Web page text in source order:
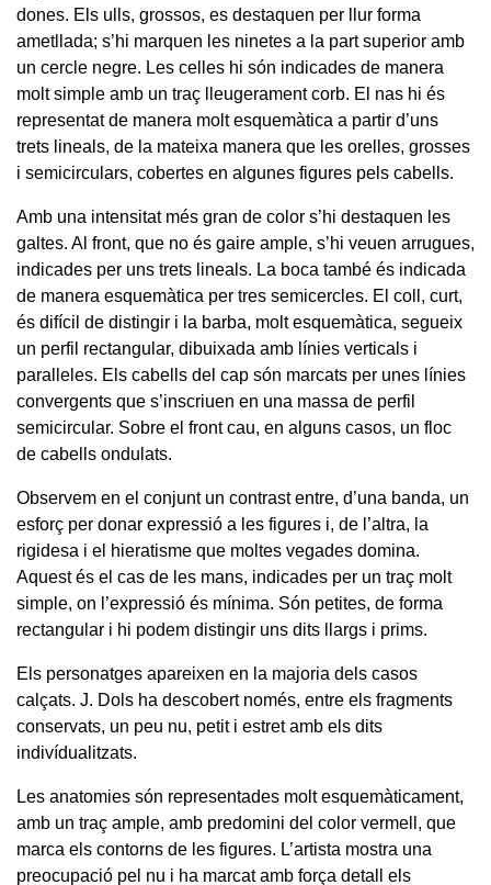
dones. Els ulls, grossos, es destaquen per llur forma
ametllada; s’hi marquen les ninetes a la part superior amb
un cercle negre. Les celles hi són indicades de manera
molt simple amb un traç lleugerament corb. El nas hi és
representat de manera molt esquemàtica a partir d’uns
trets lineals, de la mateixa manera que les orelles, grosses
i semicirculars, cobertes en algunes figures pels cabells.
Amb una intensitat més gran de color s’hi destaquen les
galtes. Al front, que no és gaire ample, s’hi veuen arrugues,
indicades per uns trets lineals. La boca també és indicada
de manera esquemàtica per tres semicercles. El coll, curt,
és difícil de distingir i la barba, molt esquemàtica, segueix
un perfil rectangular, dibuixada amb línies verticals i
paralleles. Els cabells del cap són marcats per unes línies
convergents que s’inscriuen en una massa de perfil
semicircular. Sobre el front cau, en alguns casos, un floc
de cabells ondulats.
Observem en el conjunt un contrast entre, d’una banda, un
esforç per donar expressió a les figures i, de l’altra, la
rigidesa i el hieratisme que moltes vegades domina.
Aquest és el cas de les mans, indicades per un traç molt
simple, on l’expressió és mínima. Són petites, de forma
rectangular i hi podem distingir uns dits llargs i prims.
Els personatges apareixen en la majoria dels casos
calçats. J. Dols ha descobert només, entre els fragments
conservats, un peu nu, petit i estret amb els dits
indivídualitzats.
Les anatomies són representades molt esquemàticament,
amb un traç ample, amb predomini del color vermell, que
marca els contorns de les figures. L’artista mostra una
preocupació pel nu i ha marcat amb força detall els